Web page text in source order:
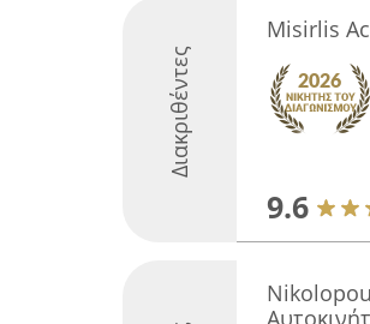
Διακριθέντες
Misirlis
9.6